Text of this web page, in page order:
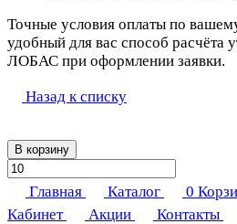
Точные условия оплаты по
удобный для вас способ расчёта
ЛОБАС при оформлении заявки.
Назад к списку
В корзину
Главная Каталог 0
Кабинет
Акции Контакты